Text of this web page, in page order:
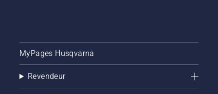
MyPages Husqvarna
Revendeur